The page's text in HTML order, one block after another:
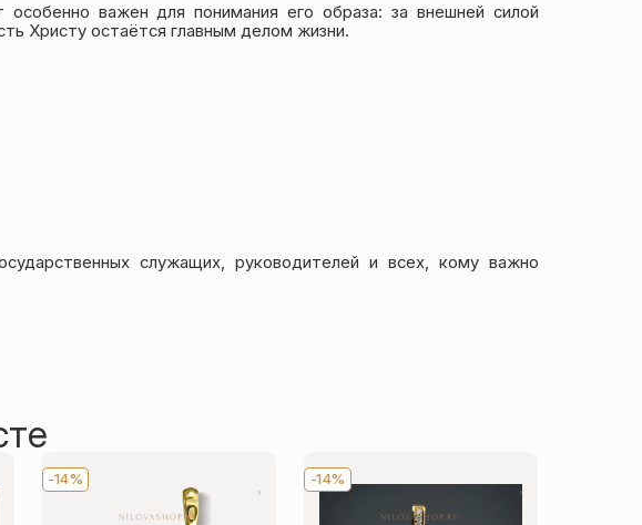
важен для понимания его образа: за внешней силой
Христу остаётся главным делом жизни.
служащих, руководителей и всех, кому важно
-14% -14%